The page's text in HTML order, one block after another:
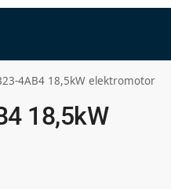
4AB4 18,5kW elektromotor
18,5kW